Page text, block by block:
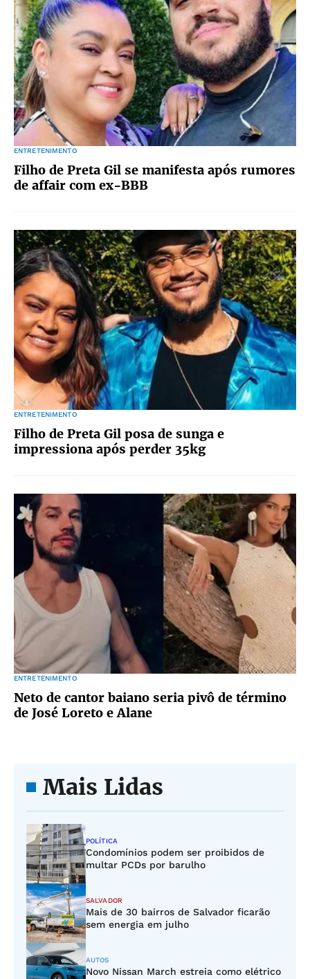
ENTRETENIMENTO
Filho de Preta Gil se manifesta após rumores
de affair com ex-BBB
ENTRETENIMENTO
Filho de Preta Gil posa de sunga e
impressiona após perder 35kg
ENTRETENIMENTO
Neto de cantor baiano seria pivô de término
de José Loreto e Alane
Mais Lidas
POLÍTICA
Condomínios podem ser proibidos de
multar PCDs por barulho
SALVADOR
Mais de 30 bairros de Salvador ficarão
sem energia em julho
AUTOS
Novo Nissan March estreia como elétrico